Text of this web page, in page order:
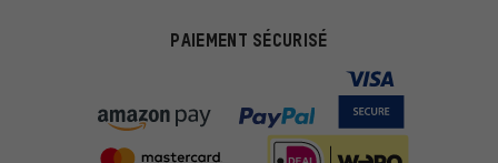
PAIEMENT SÉCURISÉ